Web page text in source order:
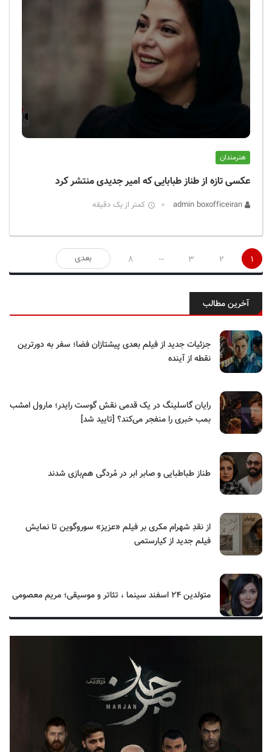
هنرمندان
عکسی تازه از طناز طبابایی که امیر جدیدی منتشر کرد
کمتر از یک دقیقه
صفحه‌بندی
نوشته‌ها
1
2
3
…
8 بعدی
آخرین مطالب
جزئیات جدید از فیلم بعدی پیشتازان فضا؛ سفر به دورترین
نقطه از آینده
رایان گاسلینگ در یک قدمی نقش گوست رایدر؛ مارول امشب
بمب خبری را منفجر می‌کند؟ [تایید شد]
طناز طباطبایی و صابر ابر در مُردگی هم‌بازی شدند
از نقدِ شهرام مکری بر فیلم «عزیز» سوروگوین تا نمایش
فیلم جدید از کیارستمی
متولدین ۲۴ اسفند سینما ، تئاتر و موسیقی؛ مریم معصومی